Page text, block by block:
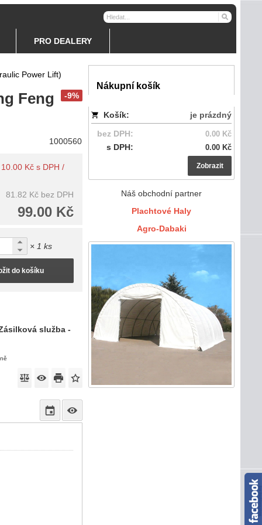
PRO DEALERY
Nákupní košík
Košík:
je prázdný
bez DPH:
0.00 Kč
s DPH: 0.00 Kč
Zobrazit
Náš obchodní partner
Plachtové Haly
Agro-Dabaki
Power Lift)
-9%
Feng
1000560
Kč s DPH /
81.82 Kč bez DPH
99.00 Kč
× 1 ks
do košíku
služba -